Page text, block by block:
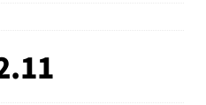
書を公開など 日刊出版ニュースまと
が生成AIコンテンツの識別表示を義